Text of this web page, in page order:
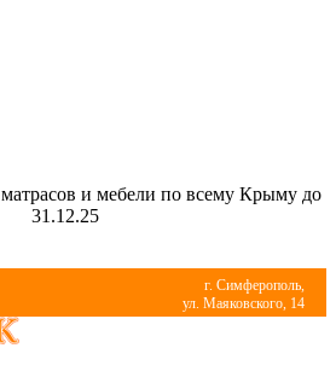
матрасов и мебели по всему Крыму до
31.12.25
г. Симферополь,
ул. Маяковского, 14